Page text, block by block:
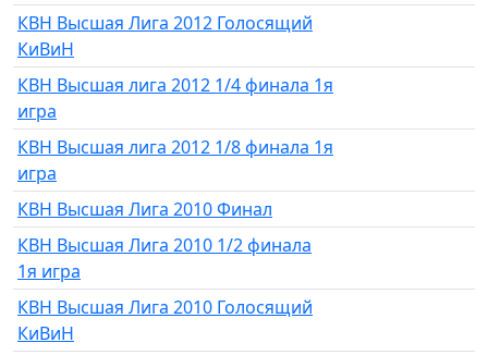
КВН Высшая Лига 2012 Голосящий
КиВиН
КВН Высшая лига 2012 1/4 финала 1я
игра
КВН Высшая лига 2012 1/8 финала 1я
игра
КВН Высшая Лига 2010 Финал
КВН Высшая Лига 2010 1/2 финала
1я игра
КВН Высшая Лига 2010 Голосящий
КиВиН